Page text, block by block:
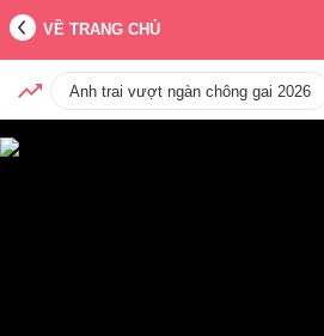
VỀ TRANG CHỦ
Anh trai vượt ngàn chông gai 2026